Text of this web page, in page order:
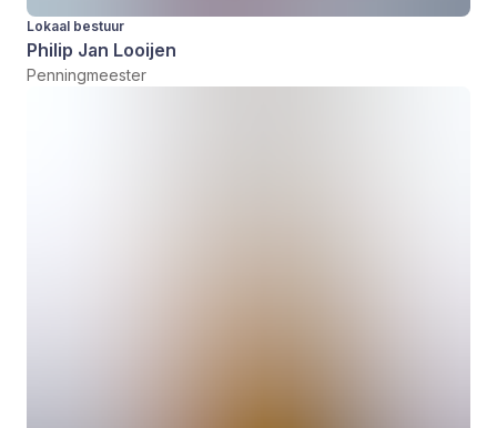
Lokaal bestuur
Philip Jan Looijen
Penningmeester